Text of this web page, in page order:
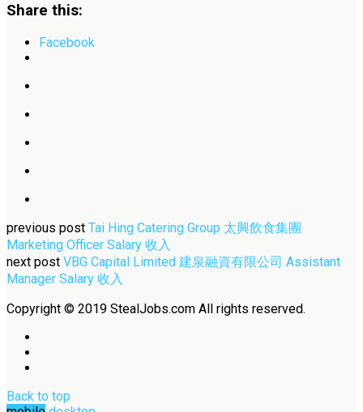
Share this:
Facebook
previous post Tai Hing Catering Group 太興飲食集團
Marketing Officer Salary 收入
next post VBG Capital Limited 建泉融資有限公司 Assistant
Manager Salary 收入
Copyright © 2019 StealJobs.com All rights reserved.
Back to top